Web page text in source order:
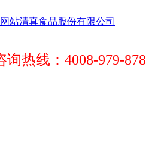
询热线：4008-979-878